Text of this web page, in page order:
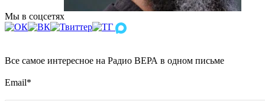
Мы в соцсетях
Все самое интересное на Радио ВЕРА в одном письме
Email*